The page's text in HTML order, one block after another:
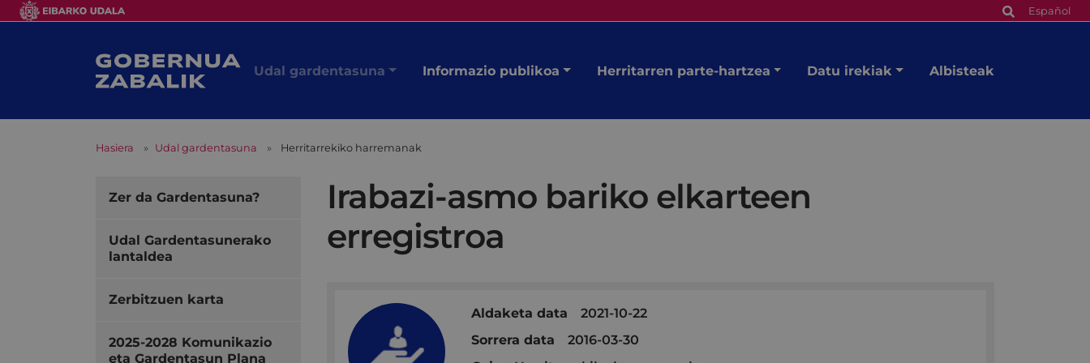
Español
Udal gardentasuna Informazio publikoa Herritarren parte-hartzea Datu irekiak Albisteak
Hasiera Udal gardentasuna Herritarrekiko harremanak
Irabazi-asmo bariko elkarteen
erregistroa
Aldaketa data
2021-10-22
Sorrera data
2016-03-30
Zer da Gardentasuna?
Udal Gardentasunerako
lantaldea
Zerbitzuen karta
2025-2028 Komunikazio
eta Gardentasun Plana